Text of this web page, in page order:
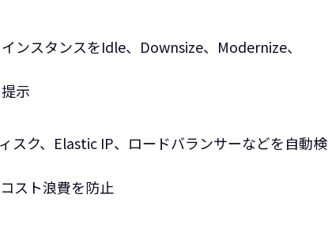
ンスタンスをIdle、Downsize、Modernize、
示
スク、Elastic IP、ロードバランサーなどを自動検
スト浪費を防止